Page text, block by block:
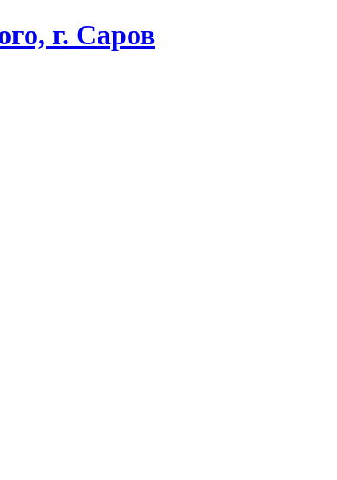
г. Саров